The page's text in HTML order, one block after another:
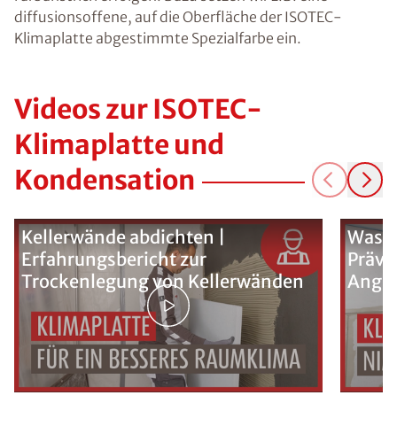
diffusionsoffene, auf die Oberfläche der ISOTEC-
Klimaplatte abgestimmte Spezialfarbe ein.
Videos zur ISOTEC-
Klimaplatte und
Kondensation
Kellerwände abdichten |
Erfahrungsbericht zur
Trockenlegung von Kellerwänden
Was